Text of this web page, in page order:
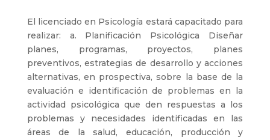
El licenciado en Psicología estará capacitado para
realizar: a. Planificación Psicológica Diseñar
planes, programas, proyectos, planes
preventivos, estrategias de desarrollo y acciones
alternativas, en prospectiva, sobre la base de la
evaluación e identificación de problemas en la
actividad psicológica que den respuestas a los
problemas y necesidades identificadas en las
áreas de la salud, educación, producción y